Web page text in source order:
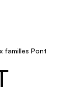
familles Pont